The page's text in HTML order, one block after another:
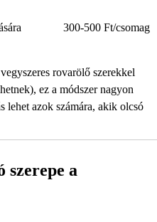
300-500 Ft/csomag
rovarölő szerekkel
ez a módszer nagyon
lehet azok számára, akik olcsó
szerepe a